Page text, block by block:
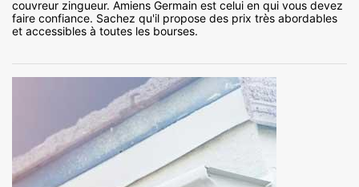
couvreur zingueur. Amiens Germain est celui en qui vous devez
faire confiance. Sachez qu'il propose des prix très abordables
et accessibles à toutes les bourses.